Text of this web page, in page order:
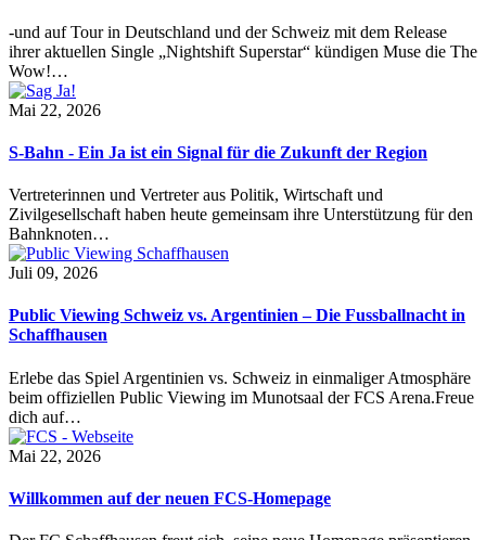
-und auf Tour in Deutschland und der Schweiz mit dem Release
ihrer aktuellen Single „Nightshift Superstar“ kündigen Muse die The
Wow!…
Mai 22, 2026
S-Bahn - Ein Ja ist ein Signal für die Zukunft der Region
Vertreterinnen und Vertreter aus Politik, Wirtschaft und
Zivilgesellschaft haben heute gemeinsam ihre Unterstützung für den
Bahnknoten…
Juli 09, 2026
Public Viewing Schweiz vs. Argentinien – Die Fussballnacht in
Schaffhausen
Erlebe das Spiel Argentinien vs. Schweiz in einmaliger Atmosphäre
beim offiziellen Public Viewing im Munotsaal der FCS Arena.Freue
dich auf…
Mai 22, 2026
Willkommen auf der neuen FCS-Homepage